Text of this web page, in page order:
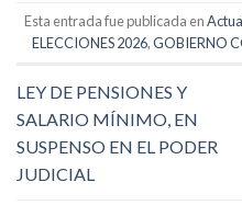
Esta entrada fue publicada en
ELECCIONES 2026,GOBIERNO
LEY DE PENSIONES Y
SALARIO MÍNIMO, EN
SUSPENSO EN EL PODER
JUDICIAL